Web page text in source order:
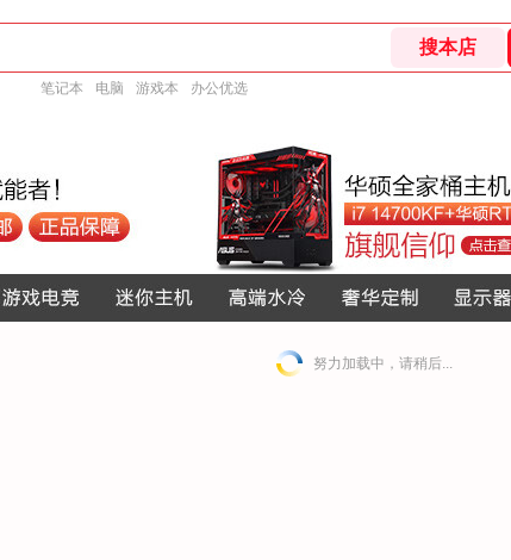
笔记本 电脑 游戏本 办公优选
努力加载中，请稍后...